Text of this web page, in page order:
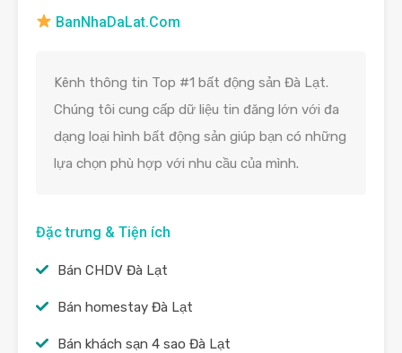
BanNhaDaLat.Com
Kênh thông tin Top #1 bất động sản Đà Lạt.
Chúng tôi cung cấp dữ liệu tin đăng lớn với đa
dạng loại hình bất động sản giúp bạn có những
lựa chọn phù hợp với nhu cầu của mình.
Đặc trưng & Tiện ích
Bán CHDV Đà Lạt
Bán homestay Đà Lạt
Bán khách sạn 4 sao Đà Lạt